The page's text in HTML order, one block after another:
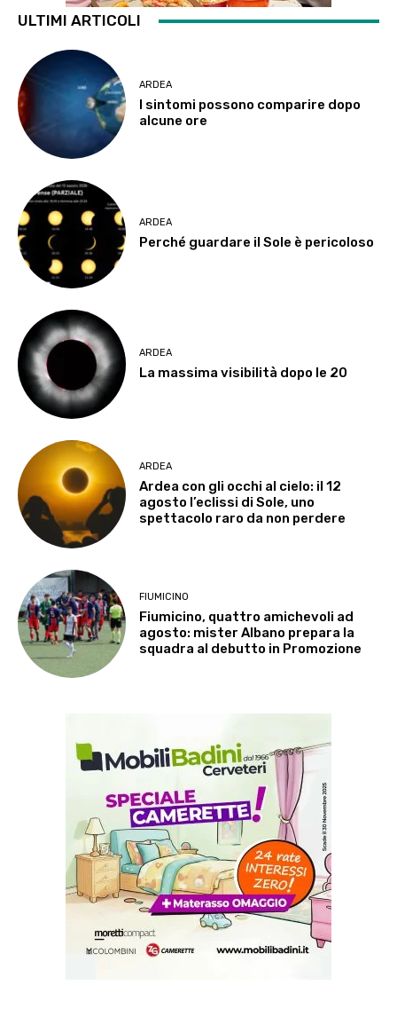
ULTIMI ARTICOLI
ARDEA
I sintomi possono comparire dopo
alcune ore
ARDEA
Perché guardare il Sole è pericoloso
ARDEA
La massima visibilità dopo le 20
ARDEA
Ardea con gli occhi al cielo: il 12
agosto l’eclissi di Sole, uno
spettacolo raro da non perdere
FIUMICINO
Fiumicino, quattro amichevoli ad
agosto: mister Albano prepara la
squadra al debutto in Promozione